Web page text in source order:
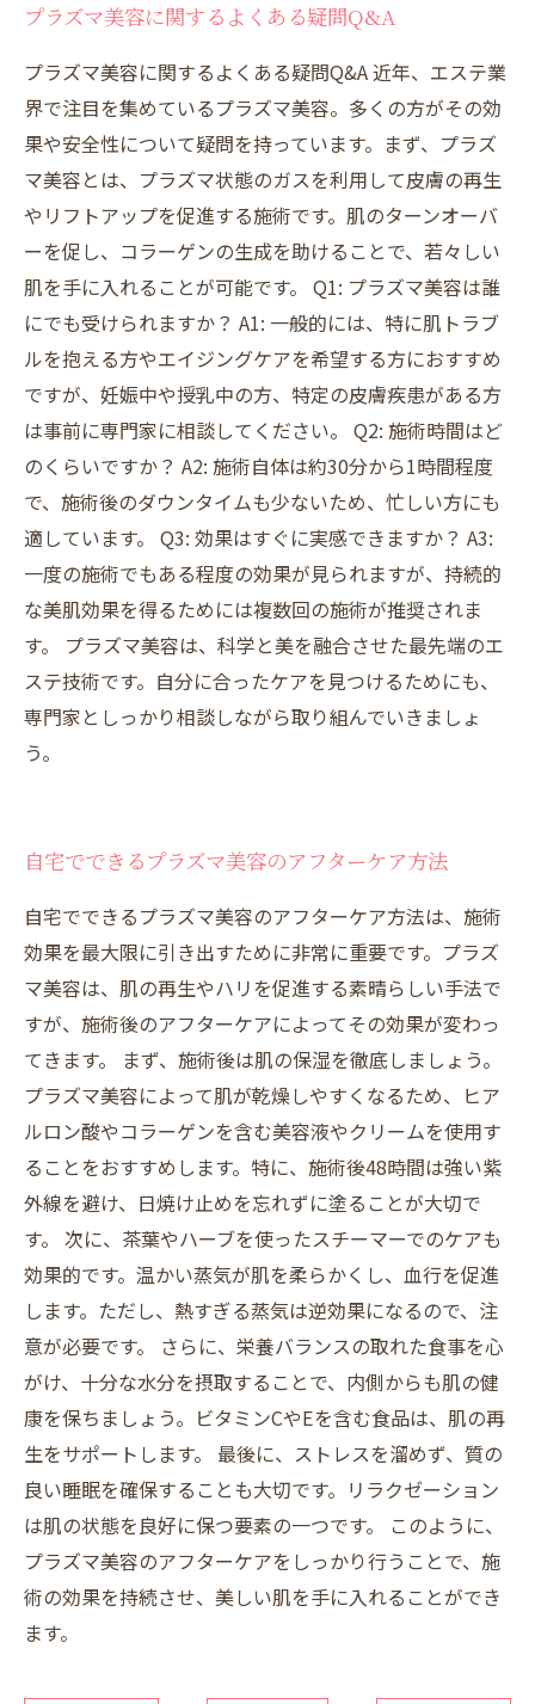
プラズマ美容に関するよくある疑問Q&A
プラズマ美容に関するよくある疑問Q&A 近年、エステ業
界で注目を集めているプラズマ美容。多くの方がその効
果や安全性について疑問を持っています。まず、プラズ
マ美容とは、プラズマ状態のガスを利用して皮膚の再生
やリフトアップを促進する施術です。肌のターンオーバ
ーを促し、コラーゲンの生成を助けることで、若々しい
肌を手に入れることが可能です。 Q1: プラズマ美容は誰
にでも受けられますか？ A1: 一般的には、特に肌トラブ
ルを抱える方やエイジングケアを希望する方におすすめ
ですが、妊娠中や授乳中の方、特定の皮膚疾患がある方
は事前に専門家に相談してください。 Q2: 施術時間はど
のくらいですか？ A2: 施術自体は約30分から1時間程度
で、施術後のダウンタイムも少ないため、忙しい方にも
適しています。 Q3: 効果はすぐに実感できますか？ A3:
一度の施術でもある程度の効果が見られますが、持続的
な美肌効果を得るためには複数回の施術が推奨されま
す。 プラズマ美容は、科学と美を融合させた最先端のエ
ステ技術です。自分に合ったケアを見つけるためにも、
専門家としっかり相談しながら取り組んでいきましょ
う。
自宅でできるプラズマ美容のアフターケア方法
自宅でできるプラズマ美容のアフターケア方法は、施術
効果を最大限に引き出すために非常に重要です。プラズ
マ美容は、肌の再生やハリを促進する素晴らしい手法で
すが、施術後のアフターケアによってその効果が変わっ
てきます。 まず、施術後は肌の保湿を徹底しましょう。
プラズマ美容によって肌が乾燥しやすくなるため、ヒア
ルロン酸やコラーゲンを含む美容液やクリームを使用す
ることをおすすめします。特に、施術後48時間は強い紫
外線を避け、日焼け止めを忘れずに塗ることが大切で
す。 次に、茶葉やハーブを使ったスチーマーでのケアも
効果的です。温かい蒸気が肌を柔らかくし、血行を促進
します。ただし、熱すぎる蒸気は逆効果になるので、注
意が必要です。 さらに、栄養バランスの取れた食事を心
がけ、十分な水分を摂取することで、内側からも肌の健
康を保ちましょう。ビタミンCやEを含む食品は、肌の再
生をサポートします。 最後に、ストレスを溜めず、質の
良い睡眠を確保することも大切です。リラクゼーション
は肌の状態を良好に保つ要素の一つです。 このように、
プラズマ美容のアフターケアをしっかり行うことで、施
術の効果を持続させ、美しい肌を手に入れることができ
ます。